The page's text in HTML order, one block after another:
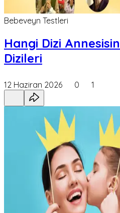
Bebeveyn Testleri
Hangi Dizi
Dizileri
12 Haziran 2026 0 1